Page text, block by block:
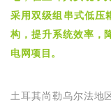
采用双级组串式低压
构，提升系统效率，
电网项目。
土耳其尚勒乌尔法地